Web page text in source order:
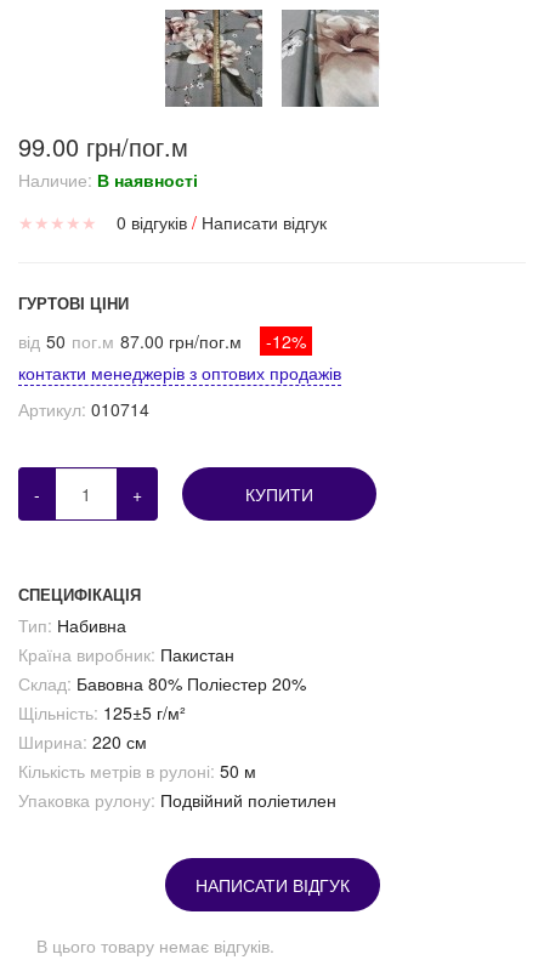
99.00 грн/пог.м
Наличие: В наявності
★ ★ ★ ★ ★ 0 відгуків / Написати відгук
ГУРТОВІ ЦІНИ
від 50 пог.м 87.00 грн/пог.м
-12%
контакти менеджерів з оптових продажів
Артикул: 010714
- + КУПИТИ
СПЕЦИФІКАЦІЯ
Тип: Набивна
Країна виробник: Пакистан
Склад: Бавовна 80% Поліестер 20%
Щільність: 125±5 г/м²
Ширина: 220 см
Кількість метрів в рулоні: 50 м
Упаковка рулону: Подвійний поліетилен
НАПИСАТИ ВІДГУК
В цього товару немає відгуків.